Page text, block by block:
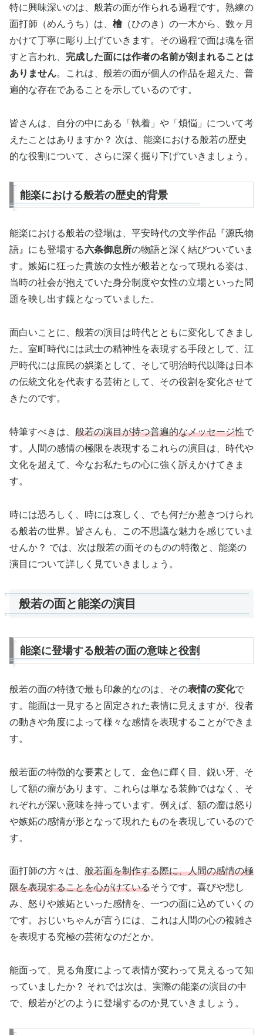
特に興味深いのは、般若の面が作られる過程です。熟練の
面打師（めんうち）は、 檜（ひのき）の一木から、数ヶ月
かけて丁寧に彫り上げていきます。その過程で面は魂を宿
すと言われ、 完成した面には作者の名前が刻まれることは
ありません。これは、般若の面が個人の作品を超えた、普
遍的な存在であることを示しているのです。
皆さんは、自分の中にある「執着」や「煩悩」について考
えたことはありますか？ 次は、能楽における般若の歴史
的な役割について、さらに深く掘り下げていきましょう。
能楽における般若の歴史的背景
能楽における般若の登場は、平安時代の文学作品『源氏物
語』にも登場する六条御息所の物語と深く結びついていま
す。嫉妬に狂った貴族の女性が般若となって現れる姿は、
当時の社会が抱えていた身分制度や女性の立場といった問
題を映し出す鏡となっていました。
面白いことに、般若の演目は時代とともに変化してきまし
た。室町時代には武士の精神性を表現する手段として、江
戸時代には庶民の娯楽として、そして明治時代以降は日本
の伝統文化を代表する芸術として、その役割を変化させて
きたのです。
特筆すべきは、 般若の演目が持つ普遍的なメッセージ性で
す。人間の感情の極限を表現するこれらの演目は、時代や
文化を超えて、今なお私たちの心に強く訴えかけてきま
す。
時には恐ろしく、時には哀しく、でも何だか惹きつけられ
る般若の世界。皆さんも、この不思議な魅力を感じていま
せんか？ では、次は般若の面そのものの特徴と、能楽の
演目について詳しく見ていきましょう。
般若の面と能楽の演目
能楽に登場する般若の面の意味と役割
般若の面の特徴で最も印象的なのは、その表情の変化で
す。能面は一見すると固定された表情に見えますが、役者
の動きや角度によって様々な感情を表現することができま
す。
般若面の特徴的な要素として、金色に輝く目、鋭い牙、そ
して額の瘤があります。これらは単なる装飾ではなく、そ
れぞれが深い意味を持っています。例えば、額の瘤は怒り
や嫉妬の感情が形となって現れたものを表現しているので
す。
面打師の方々は、 般若面を制作する際に、人間の感情の極
限を表現することを心がけているそうです。喜びや悲し
み、怒りや嫉妬といった感情を、一つの面に込めていくの
です。おじいちゃんが言うには、これは人間の心の複雑さ
を表現する究極の芸術なのだとか。
能面って、見る角度によって表情が変わって見えるって知
っていましたか？ それでは次は、実際の能楽の演目の中
で、般若がどのように登場するのか見ていきましょう。